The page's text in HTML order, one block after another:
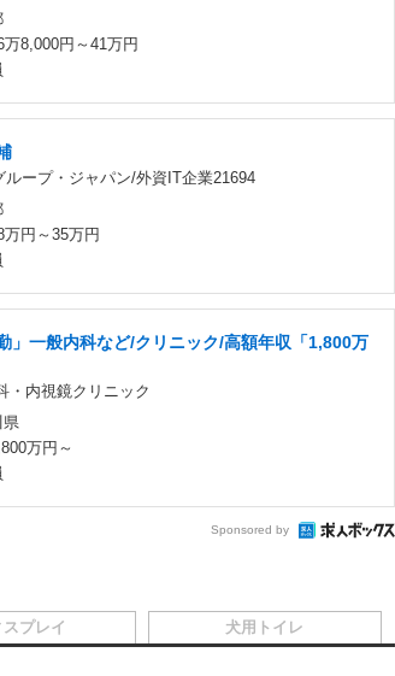
万8,000円～41万円
ループ・ジャパン/外資IT企業21694
万円～35万円
」一般内科など/クリニック/高額年収「1,800万
・内視鏡クリニック
万円～
Sponsored by
スプレイ 犬用トイレ